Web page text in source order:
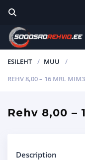
ESILEHT
MUU
REHV 8,00 – 16 MRL
Rehv 8,00 –
Description